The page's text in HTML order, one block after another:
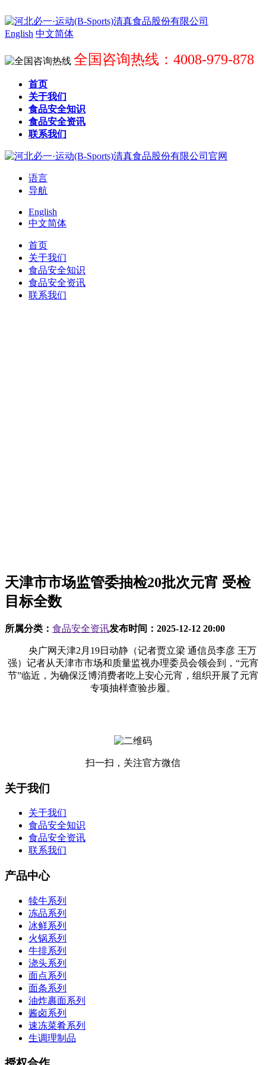
English 中文简体
全国咨询热线：4008-979-878
首页
关于我们
食品安全知识
食品安全资讯
联系我们
语言
导航
English
中文简体
首页
关于我们
食品安全知识
食品安全资讯
联系我们
天津市市场监管委抽检20批次元宵 受检
目标全数
所属分类： 食品安全资讯发布时间： 2025-12-12 20:00
央广网天津2月19日动静（记者贾立梁 通信员李彦 王万
强）记者从天津市市场和质量监视办理委员会领会到，“元宵
节”临近，为确保泛博消费者吃上安心元宵，组织开展了元宵
专项抽样查验步履。
扫一扫，关注官方微信
关于我们
关于我们
食品安全知识
食品安全资讯
联系我们
产品中心
犊牛系列
冻品系列
冰鲜系列
火锅系列
牛排系列
浇头系列
面点系列
面条系列
油炸裹面系列
酱卤系列
速冻菜肴系列
生调理制品